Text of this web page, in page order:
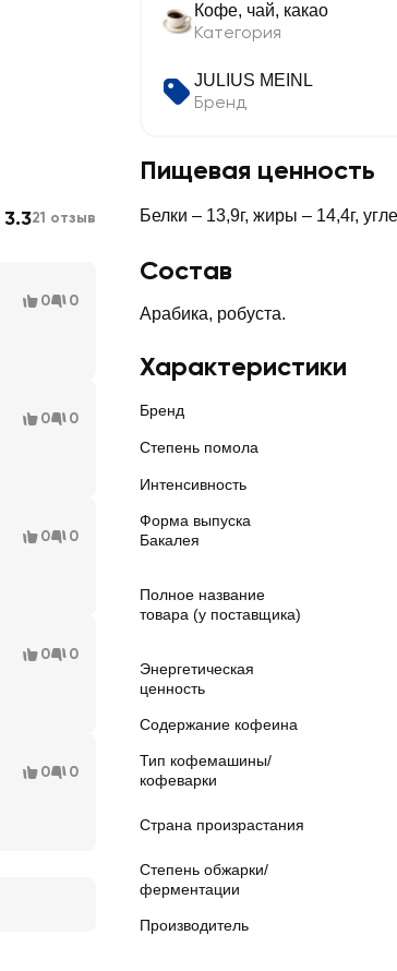
Кофе, чай, какао
Категория
JULIUS MEINL
Бренд
Пищевая ценность
Белки – 13,9г, жиры – 14,4г,
Состав
Арабика, робуста.
Характеристики
Бренд
Степень помола
Интенсивность
Форма выпуска
Бакалея
Полное название
товара (у поставщика)
Энергетическая
ценность
Содержание кофеина
Тип кофемашины/
кофеварки
Страна произрастания
Степень обжарки/
ферментации
Производитель
3.321 отзыв
0 0
0 0
0 0
0 0
0 0